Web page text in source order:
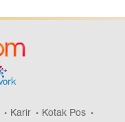
Karir
Kotak Pos